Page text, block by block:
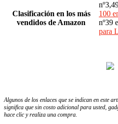
Clasificación en los más
vendidos de Amazon
100
nº39
para
Algunos de los enlaces que se indican en este
significa que sin costo adicional para usted,
hace clic y realiza una compra.